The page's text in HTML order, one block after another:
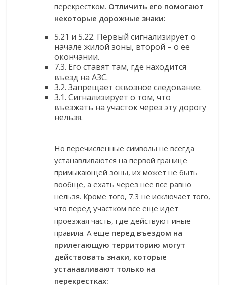
перекрестком. Отличить его помогают
некоторые дорожные знаки:
5.21 и 5.22. Первый сигнализирует о
начале жилой зоны, второй – о ее
окончании.
7.3. Его ставят там, где находится
въезд на АЗС.
3.2. Запрещает сквозное следование.
3.1. Сигнализирует о том, что
въезжать на участок через эту дорогу
нельзя.
Но перечисленные символы не всегда
устанавливаются на первой границе
примыкающей зоны, их может не быть
вообще, а ехать через нее все равно
нельзя. Кроме того, 7.3 не исключает того,
что перед участком все еще идет
проезжая часть, где действуют иные
правила. А еще перед въездом на
прилегающую территорию могут
действовать знаки, которые
устанавливают только на
перекрестках: